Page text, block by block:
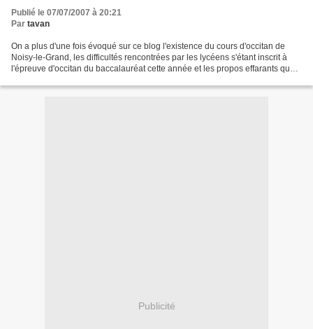
Publié le 07/07/2007 à 20:21
Par tavan
On a plus d'une fois évoqué sur ce blog l'existence du cours d'occitan de
Noisy-le-Grand, les difficultés rencontrées par les lycéens s'étant inscrit à
l'épreuve d'occitan du baccalauréat cette année et les propos effarants que
Publicité